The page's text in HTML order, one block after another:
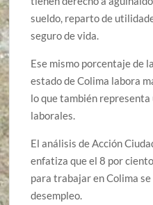
sueldo, reparto de
seguro de vida.
Ese mismo porcentaje de
estado de Colima labora
lo que también
laborales.
El análisis de Acción
enfatiza que el 8 por
para trabajar en Colima
desempleo.